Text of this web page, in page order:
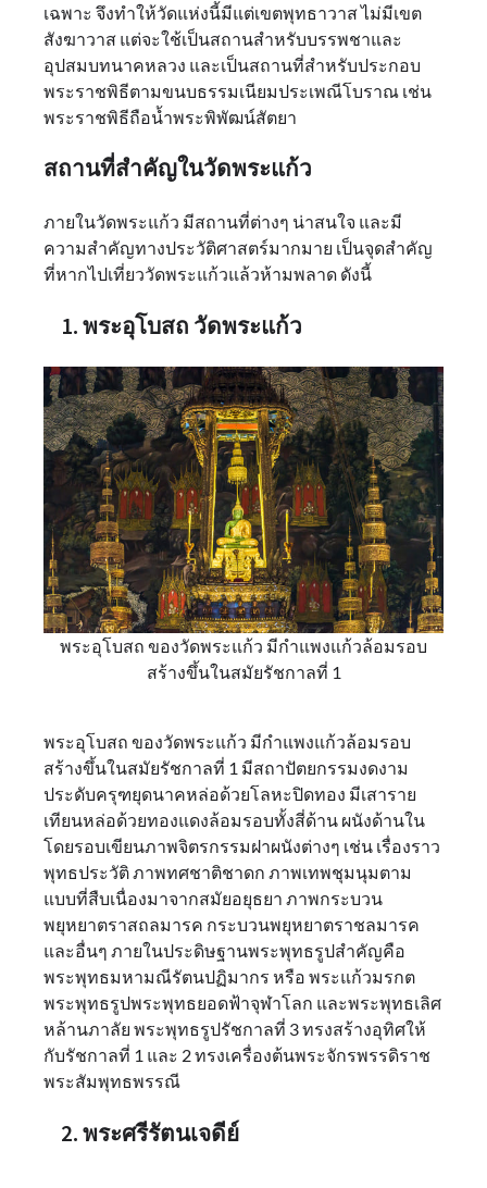
เฉพาะ จึงทำให้วัดแห่งนี้มีแต่เขตพุทธาวาส ไม่มีเขต
สังฆาวาส แต่จะใช้เป็นสถานสำหรับบรรพชาและ
อุปสมบทนาคหลวง และเป็นสถานที่สำหรับประกอบ
พระราชพิธีตามขนบธรรมเนียมประเพณีโบราณ เช่น
พระราชพิธีถือน้ำพระพิพัฒน์สัตยา
สถานที่สำคัญในวัดพระแก้ว
ภายในวัดพระแก้ว มีสถานที่ต่างๆ น่าสนใจ และมี
ความสำคัญทางประวัติศาสตร์มากมาย เป็นจุดสำคัญ
ที่หากไปเที่ยววัดพระแก้วแล้วห้ามพลาด ดังนี้
1. พระอุโบสถ วัดพระแก้ว
พระอุโบสถ ของวัดพระแก้ว มีกำแพงแก้วล้อมรอบ
สร้างขึ้นในสมัยรัชกาลที่ 1
พระอุโบสถ ของวัดพระแก้ว มีกำแพงแก้วล้อมรอบ
สร้างขึ้นในสมัยรัชกาลที่ 1 มีสถาปัตยกรรมงดงาม
ประดับครุฑยุดนาคหล่อด้วยโลหะปิดทอง มีเสาราย
เทียนหล่อด้วยทองแดงล้อมรอบทั้งสี่ด้าน ผนังด้านใน
โดยรอบเขียนภาพจิตรกรรมฝาผนังต่างๆ เช่น เรื่องราว
พุทธประวัติ ภาพทศชาติชาดก ภาพเทพชุมนุมตาม
แบบที่สืบเนื่องมาจากสมัยอยุธยา ภาพกระบวน
พยุหยาตราสถลมารค กระบวนพยุหยาตราชลมารค
และอื่นๆ ภายในประดิษฐานพระพุทธรูปสำคัญคือ
พระพุทธมหามณีรัตนปฏิมากร หรือ พระแก้วมรกต
พระพุทธรูปพระพุทธยอดฟ้าจุฬาโลก และพระพุทธเลิศ
หล้านภาลัย พระพุทธรูปรัชกาลที่ 3 ทรงสร้างอุทิศให้
กับรัชกาลที่ 1 และ 2 ทรงเครื่องต้นพระจักรพรรดิราช
พระสัมพุทธพรรณี
2. พระศรีรัตนเจดีย์